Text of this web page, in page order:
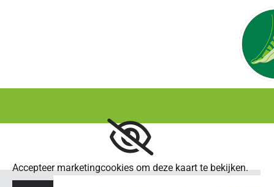
Accepteer marketingcookies om deze kaart te bekijken.